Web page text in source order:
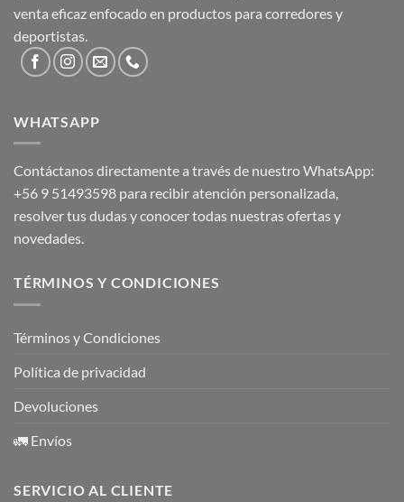
venta eficaz enfocado en productos para corredores y
deportistas.
WHATSAPP
Contáctanos directamente a través de nuestro WhatsApp:
+56 9 51493598 para recibir atención personalizada,
resolver tus dudas y conocer todas nuestras ofertas y
novedades.
TÉRMINOS Y CONDICIONES
Términos y Condiciones
Política de privacidad
Devoluciones
🚛 Envíos
SERVICIO AL CLIENTE